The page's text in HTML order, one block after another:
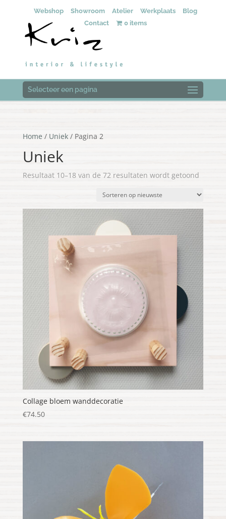
Webshop Showroom Atelier Werkplaats
Blog
Contact
0 items
Selecteer een pagina
Home / Uniek/ Pagina 2
Uniek
Resultaat 10–18 van de 72 resultaten wordt getoond
Collage bloem wanddecoratie
€74.50